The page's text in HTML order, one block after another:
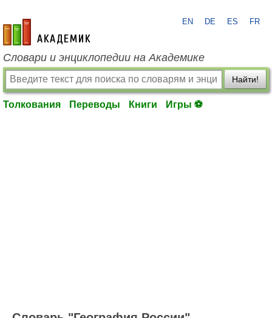
academic.ru
EN DE ES FR
Словари и энциклопедии на Академике
Найти!
Толкования Переводы Книги Игры ⚽